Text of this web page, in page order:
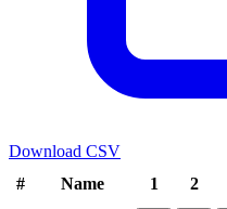
Download CSV
#
Name 1 2